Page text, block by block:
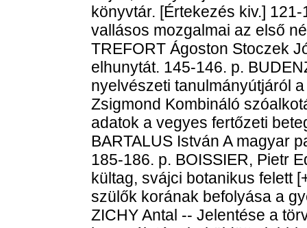
könyvtár. [Értekezés kiv.]
vallásos mozgalmai az első
TREFORT Ágoston Stoczek
elhunytát. 145-146. p.
nyelvészeti tanulmányútjáról
Zsigmond Kombináló
adatok a vegyes fertőzeti
BARTALUS István A magyar
185-186. p. BOISSIER, Pietr
kültag, svájci botanikus felett
szülők korának befolyása a
ZICHY Antal -- Jelentése a